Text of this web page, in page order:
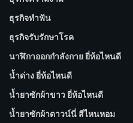
ธุรกิจทำฟัน
ธุรกิจรับรักษาโรค
นาฬิกาออกกำลังกาย ยี่ห้อไหนดี
น้ำด่าง ยี่ห้อไหนดี
น้ำยาซักผ้าขาว ยี่ห้อไหนดี
น้ำยาซักผ้าดาวน์นี่ สีไหนหอม